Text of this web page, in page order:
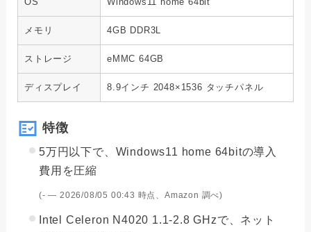
メモリ 4GB DDR3L
ストレージ eMMC 64GB
ディスプレイ 8.9インチ 2048×1536 タッチパネル
特徴
5万円以下で、Windows11 home 64bitの導入
費用を圧縮
(- ― 2026/08/05 00:43 時点、Amazon 調べ)
Intel Celeron N4020 1.1-2.8 GHzで、ネット